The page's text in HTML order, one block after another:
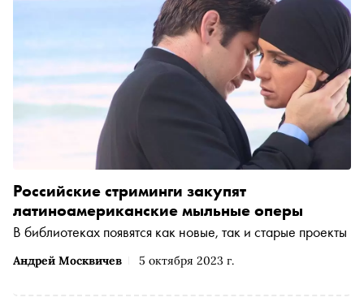
Андрей Москвичев 5 октября 2023 г.
Российские стриминги закупят
латиноамериканские мыльные оперы
В библиотеках появятся как новые, так и старые проекты